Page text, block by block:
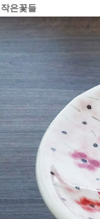
은꽃들